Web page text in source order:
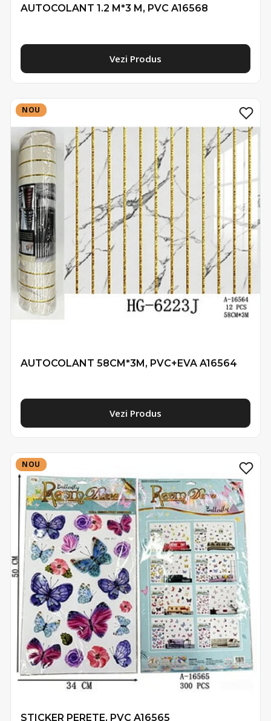
AUTOCOLANT 1.2 M*3 M, PVC A16568
Vezi Produs
NOU
NOU
AUTOCOLANT 58CM*3M, PVC+EVA A16564
Vezi Produs
NOU
NOU
STICKER PERETE, PVC A16565